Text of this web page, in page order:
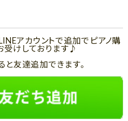
アカウントで追加でピアノ購
受けしております♪
と友達追加できます。